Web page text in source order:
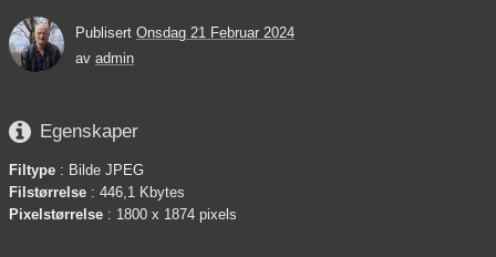
Publisert Onsdag 21 Februar 2024
av admin
 Egenskaper
Filtype : Bilde JPEG
Filstørrelse : 446,1 Kbytes
Pixelstørrelse : 1800 x 1874 pixels